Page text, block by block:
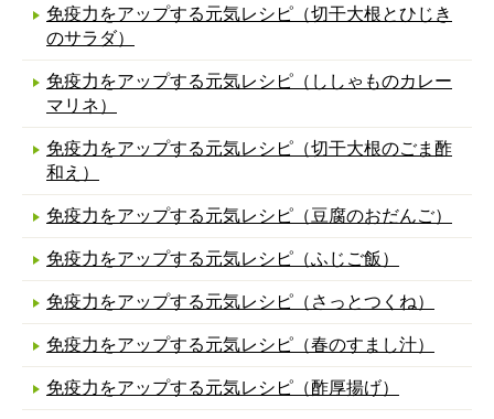
免疫力をアップする元気レシピ（切干大根とひじき
のサラダ）
免疫力をアップする元気レシピ（ししゃものカレー
マリネ）
免疫力をアップする元気レシピ（切干大根のごま酢
和え）
免疫力をアップする元気レシピ（豆腐のおだんご）
免疫力をアップする元気レシピ（ふじご飯）
免疫力をアップする元気レシピ（さっとつくね）
免疫力をアップする元気レシピ（春のすまし汁）
免疫力をアップする元気レシピ（酢厚揚げ）